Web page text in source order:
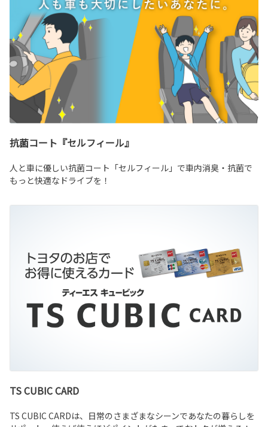
抗菌コート『セルフィール』
人と車に優しい抗菌コート「セルフィール」で車内消臭・抗菌で
もっと快適なドライブを！
TS CUBIC CARD
TS CUBIC CARDは、日常のさまざまなシーンであなたの暮らしを